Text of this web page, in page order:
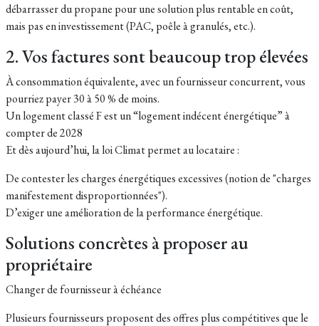
débarrasser du propane pour une solution plus rentable en coût,
mais pas en investissement (PAC, poêle à granulés, etc.).
2. Vos factures sont beaucoup trop élevées
À consommation équivalente, avec un fournisseur concurrent, vous
pourriez payer 30 à 50 % de moins.
Un logement classé F est un “logement indécent énergétique” à
compter de 2028
Et dès aujourd’hui, la loi Climat permet au locataire :
De contester les charges énergétiques excessives (notion de "charges
manifestement disproportionnées").
D’exiger une amélioration de la performance énergétique.
Solutions concrètes à proposer au
propriétaire
Changer de fournisseur à échéance
Plusieurs fournisseurs proposent des offres plus compétitives que le